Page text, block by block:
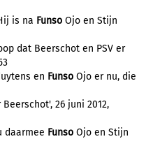
is na Funso Ojo en Stijn
dat Beerschot en PSV er
en Funso Ojo er nu, die
26 juni 2012,
daarmee Funso Ojo en Stijn